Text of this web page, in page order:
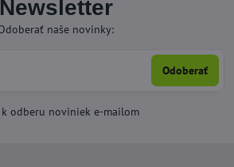
Newsletter
naše novinky:
Odoberať
odberu noviniek e-mailom